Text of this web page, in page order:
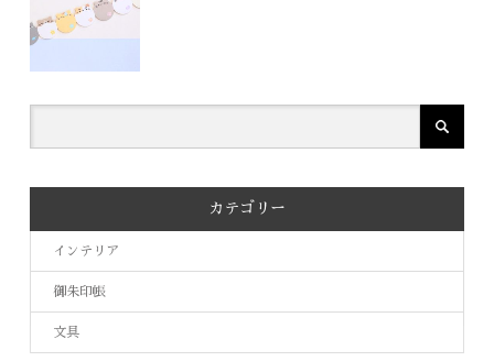
カテゴリー
インテリア
御朱印帳
文具